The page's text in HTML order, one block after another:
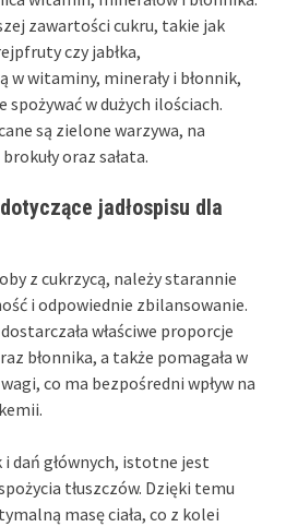
zawartości cukru, takie jak
czy jabłka,
w witaminy, minerały i błonnik,
spożywać w dużych ilościach.
są zielone warzywa, na
oraz sałata.
jadłospisu dla
z cukrzycą, należy starannie
i odpowiednie zbilansowanie.
właściwe proporcje
błonnika, a także pomagała w
co ma bezpośredni wpływ na
i dań głównych, istotne jest
tłuszczów. Dzięki temu
masę ciała, co z kolei